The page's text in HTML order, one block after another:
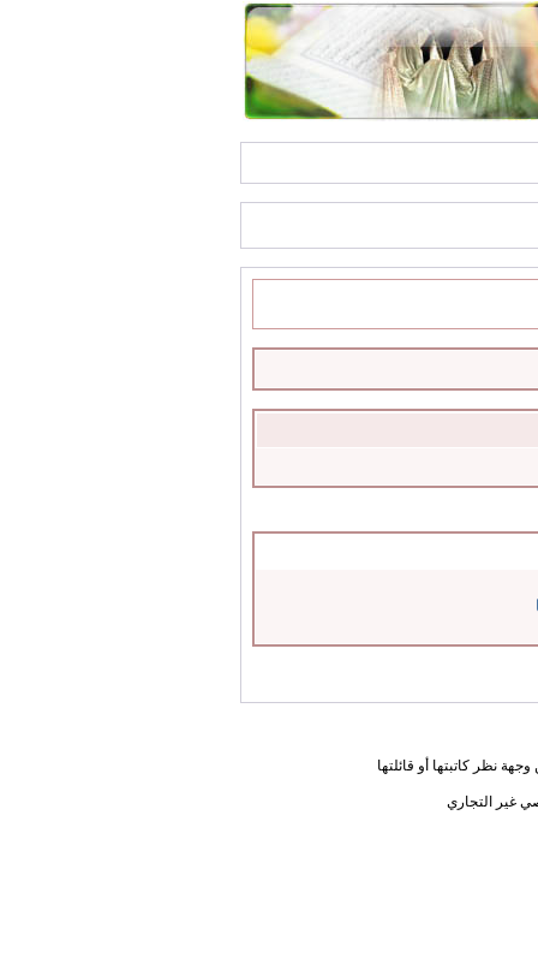
نظر كاتبتها أو قائلتها
غير التجاري